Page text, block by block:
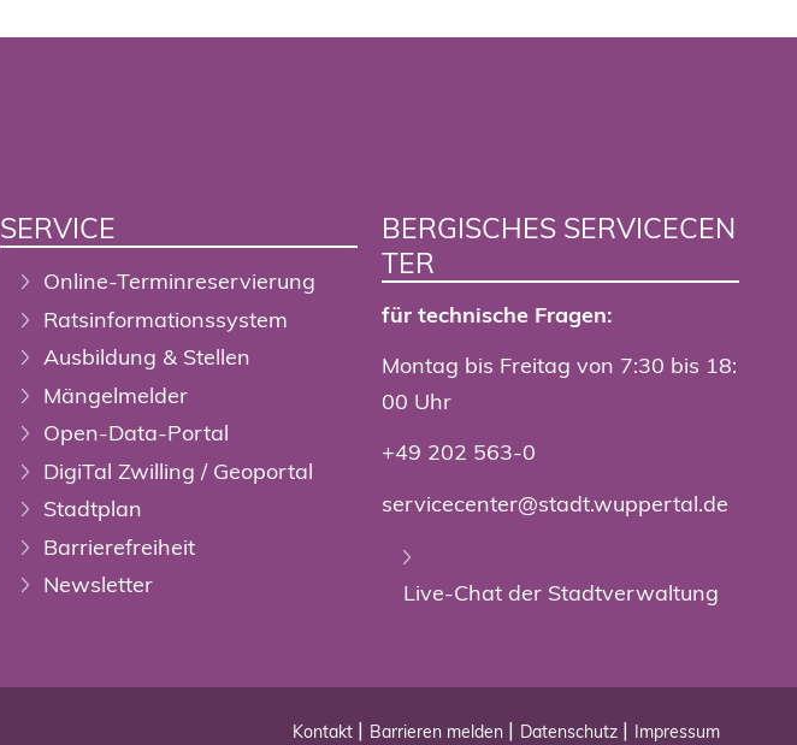
SERVICE
Online-Terminreservierung
Ratsinformationssystem
Ausbildung & Stellen
Mängelmelder
Open-Data-Portal
DigiTal Zwilling / Geoportal
Stadtplan
Barrierefreiheit
Newsletter
BERGISCHES SERVICECEN
TER
für technische Fragen:
Montag bis Freitag von 7:30 bis 18:
00 Uhr
+49 202 563-0
servicecenter@stadt.wuppertal.de
Live-Chat der Stadtverwaltung
Kontakt Barrieren melden Datenschutz Impressum